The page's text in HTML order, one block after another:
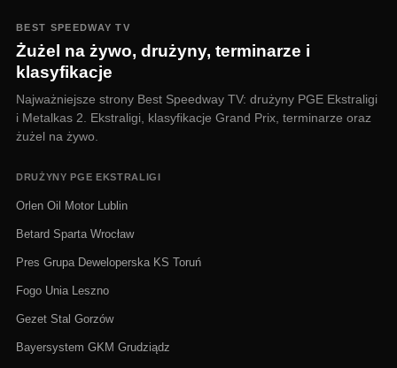
BEST SPEEDWAY TV
Żużel na żywo, drużyny, terminarze i
klasyfikacje
Najważniejsze strony Best Speedway TV: drużyny PGE Ekstraligi
i Metalkas 2. Ekstraligi, klasyfikacje Grand Prix, terminarze oraz
żużel na żywo.
DRUŻYNY PGE EKSTRALIGI
Orlen Oil Motor Lublin
Betard Sparta Wrocław
Pres Grupa Deweloperska KS Toruń
Fogo Unia Leszno
Gezet Stal Gorzów
Bayersystem GKM Grudziądz